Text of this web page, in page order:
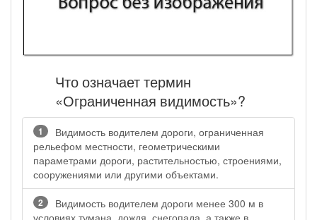
Что означает термин
«Ограниченная видимость»?
1
Видимость водителем дороги, ограниченная
рельефом местности, геометрическими
параметрами дороги, растительностью, строениями,
сооружениями или другими объектами.
2
Видимость водителем дороги менее 300 м в